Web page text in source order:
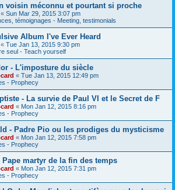
voisin méconnu et pourtant si proche
« Sun Mar 29, 2015 3:07 pm
témoignages - Meeting, testimonials
Album I've Ever Heard
« Tue Jan 13, 2015 9:30 pm
seul - Teach yourself
- L'imposture du siècle
« Tue Jan 13, 2015 12:49 pm
- Prophecy
- La survie de Paul VI et le Secret de F
« Mon Jan 12, 2015 8:16 pm
- Prophecy
- Padre Pio ou les prodiges du mysticisme
« Mon Jan 12, 2015 7:58 pm
- Prophecy
Pape martyr de la fin des temps
« Mon Jan 12, 2015 7:31 pm
- Prophecy